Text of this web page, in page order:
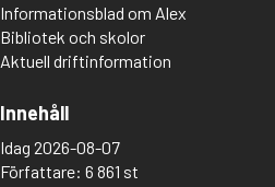
Informationsblad om Alex
Bibliotek och skolor
Aktuell driftinformation
Innehåll
Idag 2026-08-07
Författare: 6 861 st